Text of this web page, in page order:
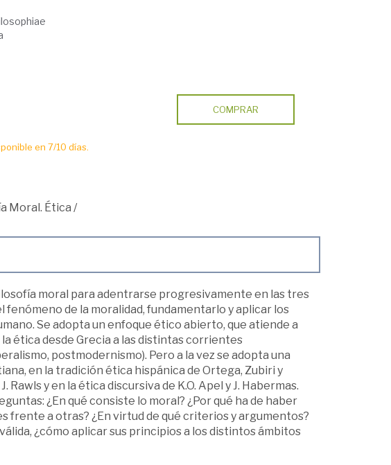
en 7/10 días.
COMPRAR
Moral. Ética /
moral para adentrarse progresivamente en las tres
de la moralidad, fundamentarlo y aplicar los
Se adopta un enfoque ético abierto, que atiende a
ética desde Grecia a las distintas corrientes
postmodernismo). Pero a la vez se adopta una
en la tradición ética hispánica de Ortega, Zubiri y
y en la ética discursiva de K.O. Apel y J. Habermas.
¿En qué consiste lo moral? ¿Por qué ha de haber
a otras? ¿En virtud de qué criterios y argumentos?
¿cómo aplicar sus principios a los distintos ámbitos